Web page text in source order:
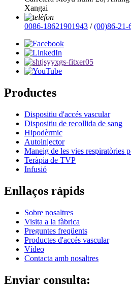
Xangai
0086-18621901943 /(00)86-21-
Productes
Dispositiu d'accés vascular
Dispositiu de recollida de sang
Hipodèrmic
Autoinjector
Maneig de les vies respiratòries
Teràpia de TVP
Infusió
Enllaços ràpids
Sobre nosaltres
Visita a la fàbrica
Preguntes freqüents
Productes d'accés vascular
Vídeo
Contacta amb nosaltres
Enviar consulta: